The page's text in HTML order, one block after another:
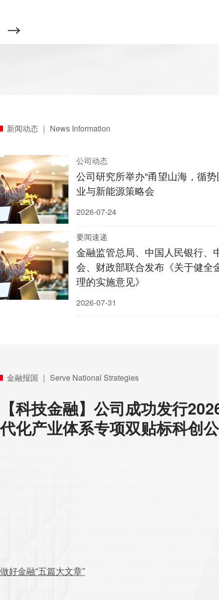
新闻动态 ｜ News Information
公司动态
公司研究所举办“甬望山海，循
业与新能源策略会
2026-07-24
要闻速递
金融监管总局、中国人民银行、
会、财政部联合发布《关于健全
理的实施意见》
2026-07-31
金融报国 ｜ Serve National Strategies
【科技金融】公司成功发行
代化产业体系专项双贴标科创
做好金融“五篇大文章”